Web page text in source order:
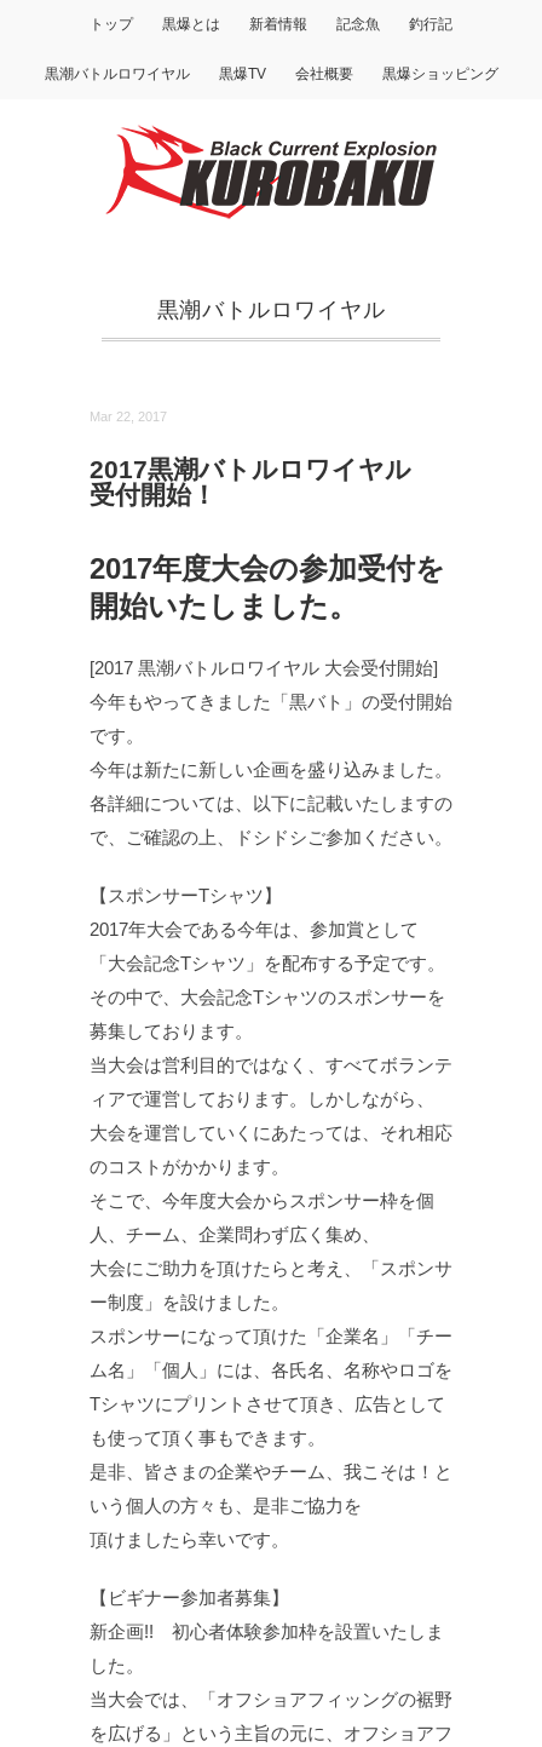
トップ 黒爆とは 新着情報 記念魚 釣行記
黒潮バトルロワイヤル 黒爆TV 会社概要 黒爆ショッピング
黒潮バトルロワイヤル
Mar 22, 2017
2017黒潮バトルロワイヤル
受付開始！
2017年度大会の参加受付を
開始いたしました。
[2017 黒潮バトルロワイヤル 大会受付開始]
今年もやってきました「黒バト」の受付開始
です。
今年は新たに新しい企画を盛り込みました。
各詳細については、以下に記載いたしますの
で、ご確認の上、ドシドシご参加ください。
【スポンサーTシャツ】
2017年大会である今年は、参加賞として
「大会記念Tシャツ」を配布する予定です。
その中で、大会記念Tシャツのスポンサーを
募集しております。
当大会は営利目的ではなく、すべてボランテ
ィアで運営しております。しかしながら、
大会を運営していくにあたっては、それ相応
のコストがかかります。
そこで、今年度大会からスポンサー枠を個
人、チーム、企業問わず広く集め、
大会にご助力を頂けたらと考え、「スポンサ
ー制度」を設けました。
スポンサーになって頂けた「企業名」「チー
ム名」「個人」には、各氏名、名称やロゴを
Tシャツにプリントさせて頂き、広告として
も使って頂く事もできます。
是非、皆さまの企業やチーム、我こそは！と
いう個人の方々も、是非ご協力を
頂けましたら幸いです。
【ビギナー参加者募集】
新企画!! 初心者体験参加枠を設置いたしま
した。
当大会では、「オフショアフィッングの裾野
を広げる」という主旨の元に、オフショアフ